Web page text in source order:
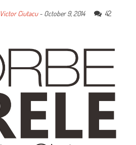
Victor Ciutacu- October 9, 2014
42